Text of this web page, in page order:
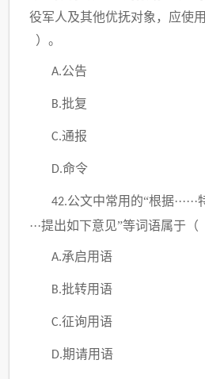
役军人及其他优抚对象，应使
）。
A.公告
B.批复
C.通报
D.命令
42.公文中常用的“根据
···提出如下意见”等词语属于（
A.承启用语
B.批转用语
C.征询用语
D.期请用语